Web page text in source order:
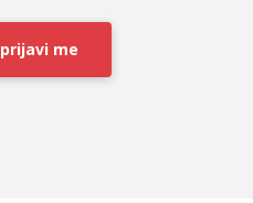
prijavi me